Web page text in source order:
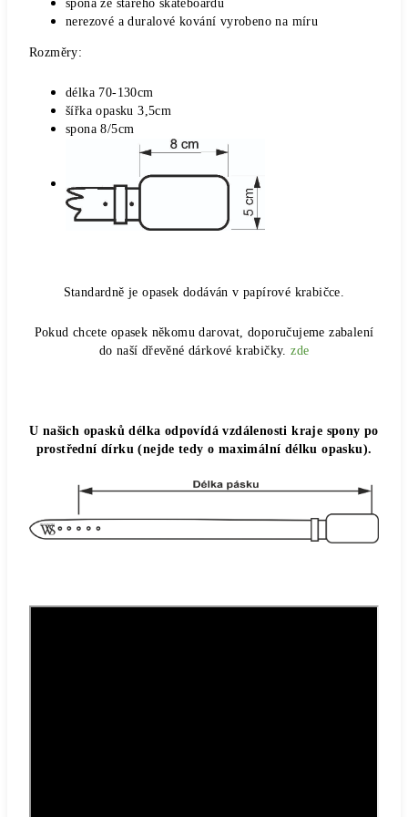
spona ze starého skateboardu
nerezové a duralové kování vyrobeno na míru
Rozměry:
délka 70-130cm
šířka opasku 3,5cm
spona 8/5cm
Standardně je opasek dodáván v papírové krabičce.
Pokud chcete opasek někomu darovat, doporučujeme zabalení
do naší dřevěné dárkové krabičky.zde
U našich opasků délka odpovídá vzdálenosti kraje spony po
prostřední dírku (nejde tedy o maximální délku opasku).